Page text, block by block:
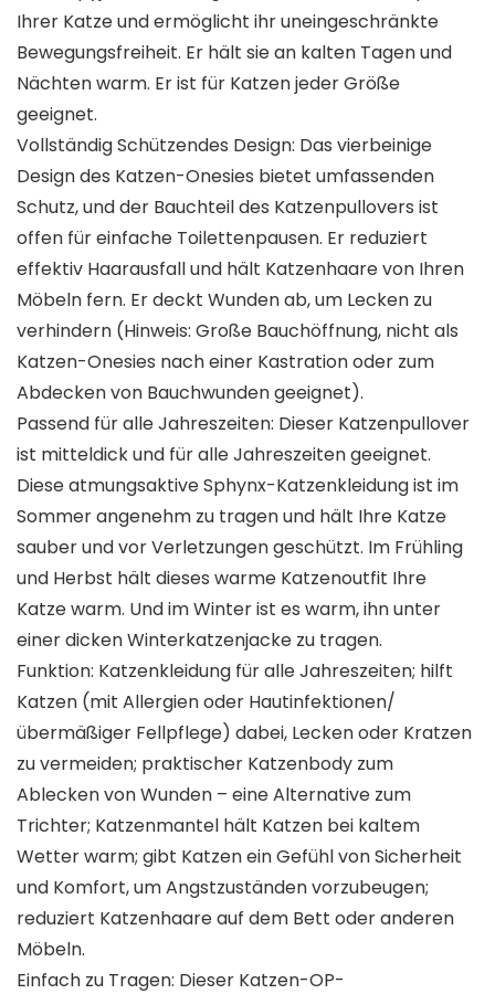
Ihrer Katze und ermöglicht ihr uneingeschränkte
Bewegungsfreiheit. Er hält sie an kalten Tagen und
Nächten warm. Er ist für Katzen jeder Größe
geeignet.
Vollständig Schützendes Design: Das vierbeinige
Design des Katzen-Onesies bietet umfassenden
Schutz, und der Bauchteil des Katzenpullovers ist
offen für einfache Toilettenpausen. Er reduziert
effektiv Haarausfall und hält Katzenhaare von Ihren
Möbeln fern. Er deckt Wunden ab, um Lecken zu
verhindern (Hinweis: Große Bauchöffnung, nicht als
Katzen-Onesies nach einer Kastration oder zum
Abdecken von Bauchwunden geeignet).
Passend für alle Jahreszeiten: Dieser Katzenpullover
ist mitteldick und für alle Jahreszeiten geeignet.
Diese atmungsaktive Sphynx-Katzenkleidung ist im
Sommer angenehm zu tragen und hält Ihre Katze
sauber und vor Verletzungen geschützt. Im Frühling
und Herbst hält dieses warme Katzenoutfit Ihre
Katze warm. Und im Winter ist es warm, ihn unter
einer dicken Winterkatzenjacke zu tragen.
Funktion: Katzenkleidung für alle Jahreszeiten; hilft
Katzen (mit Allergien oder Hautinfektionen/
übermäßiger Fellpflege) dabei, Lecken oder Kratzen
zu vermeiden; praktischer Katzenbody zum
Ablecken von Wunden – eine Alternative zum
Trichter; Katzenmantel hält Katzen bei kaltem
Wetter warm; gibt Katzen ein Gefühl von Sicherheit
und Komfort, um Angstzuständen vorzubeugen;
reduziert Katzenhaare auf dem Bett oder anderen
Möbeln.
Einfach zu Tragen: Dieser Katzen-OP-